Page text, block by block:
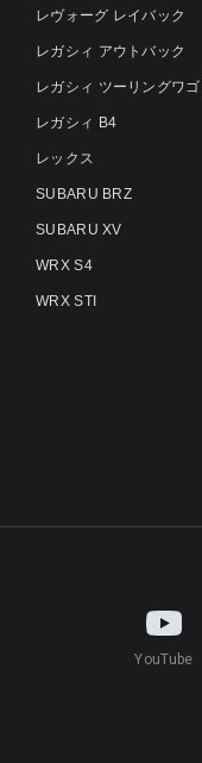
レヴォーグ レイバック
レガシィ アウトバック
レガシィ ツーリングワ
レガシィ B4
レックス
SUBARU BRZ
SUBARU XV
WRX S4
WRX STI
YouTube